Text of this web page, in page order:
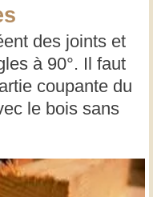
des joints et
à 90°. Il faut
coupante du
le bois sans